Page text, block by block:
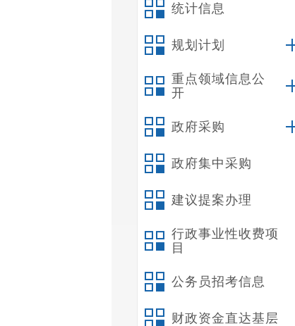
统计信息
规划计划
重点领域信息公
开
政府采购
政府集中采购
建议提案办理
行政事业性收费项
目
公务员招考信息
财政资金直达基层